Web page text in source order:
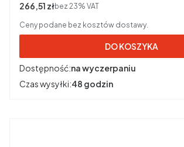
Cena netto
266,51 złbez 23% VAT
Ceny podane bez kosztów dostawy.
DO KOSZYKA
Dostępność:na wyczerpaniu
Czas wysyłki:48 godzin